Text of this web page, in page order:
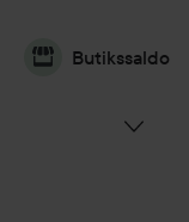
Butikssaldo